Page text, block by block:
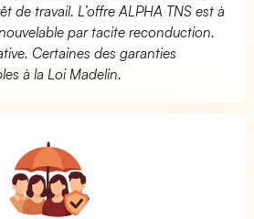
de travail. L’offre ALPHA TNS est à
par tacite reconduction.
Certaines des garanties
à la Loi Madelin.